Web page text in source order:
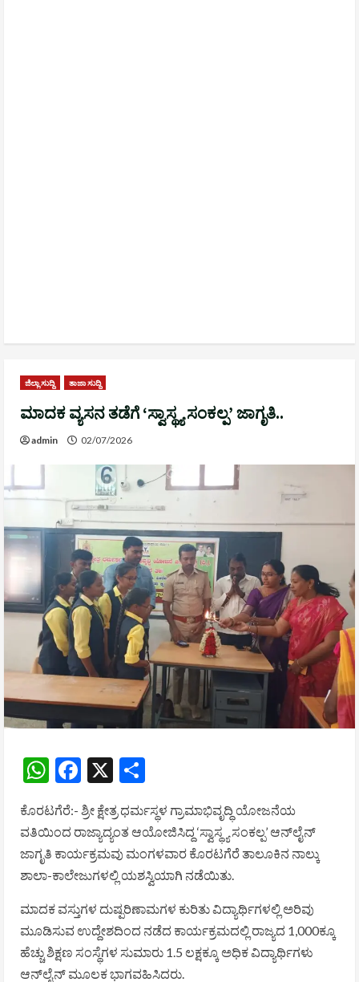
ಜಿಲ್ಲಾ ಸುದ್ದಿ ತಾಜಾ ಸುದ್ದಿ
ಮಾದಕ ವ್ಯಸನ ತಡೆಗೆ ‘ಸ್ವಾಸ್ಥ್ಯ ಸಂಕಲ್ಪ’ ಜಾಗೃತಿ..
admin 02/07/2026
WhatsApp
Facebook
X
ಕೊರಟಗೆರೆ:- ಶ್ರೀ ಕ್ಷೇತ್ರ ಧರ್ಮಸ್ಥಳ ಗ್ರಾಮಾಭಿವೃದ್ಧಿ ಯೋಜನೆಯ
ವತಿಯಿಂದ ರಾಜ್ಯಾದ್ಯಂತ ಆಯೋಜಿಸಿದ್ದ ‘ಸ್ವಾಸ್ಥ್ಯ ಸಂಕಲ್ಪ’ ಆನ್‌ಲೈನ್
ಜಾಗೃತಿ ಕಾರ್ಯಕ್ರಮವು ಮಂಗಳವಾರ ಕೊರಟಗೆರೆ ತಾಲೂಕಿನ ನಾಲ್ಕು
ಶಾಲಾ-ಕಾಲೇಜುಗಳಲ್ಲಿ ಯಶಸ್ವಿಯಾಗಿ ನಡೆಯಿತು.
ಮಾದಕ ವಸ್ತುಗಳ ದುಷ್ಪರಿಣಾಮಗಳ ಕುರಿತು ವಿದ್ಯಾರ್ಥಿಗಳಲ್ಲಿ ಅರಿವು
ಮೂಡಿಸುವ ಉದ್ದೇಶದಿಂದ ನಡೆದ ಕಾರ್ಯಕ್ರಮದಲ್ಲಿ ರಾಜ್ಯದ 1,000ಕ್ಕೂ
ಹೆಚ್ಚು ಶಿಕ್ಷಣ ಸಂಸ್ಥೆಗಳ ಸುಮಾರು 1.5 ಲಕ್ಷಕ್ಕೂ ಅಧಿಕ ವಿದ್ಯಾರ್ಥಿಗಳು
ಆನ್‌ಲೈನ್ ಮೂಲಕ ಭಾಗವಹಿಸಿದರು.